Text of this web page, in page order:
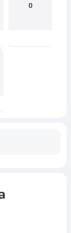
0